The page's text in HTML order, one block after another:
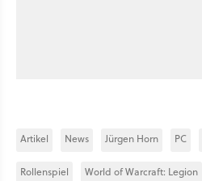
Artikel News Jürgen Horn PC
Rollenspiel World of Warcraft: Legion